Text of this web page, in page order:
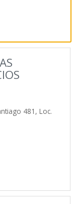
481, Loc.